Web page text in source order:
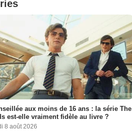
aux moins de 16 ans : la série The
est-elle vraiment fidèle au livre ?
8 août 2026